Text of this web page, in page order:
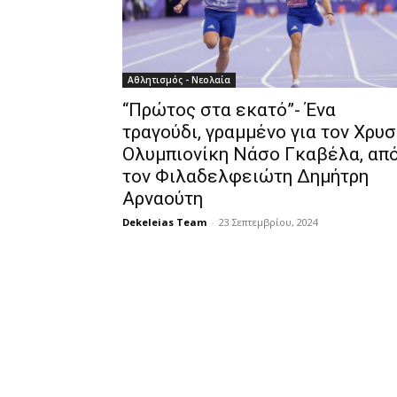
Αθλητισμός - Νεολαία
“Πρώτος στα εκατό”- Ένα
τραγούδι, γραμμένο για τον
Ολυμπιονίκη Νάσο Γκαβέλα,
τον Φιλαδελφειώτη Δημήτρη
Αρναούτη
Dekeleias Team - 23 Σεπτεμβρίου, 2024